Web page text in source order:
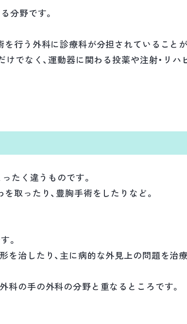
分野です。
を行う外科に診療科が分担されていること
けでなく、運動器に関わる投薬や注射・リハ
たく違うものです。
取ったり、豊胸手術をしたりなど。
。
を治したり、主に病的な外見上の問題を治
科の手の外科の分野と重なるところです。